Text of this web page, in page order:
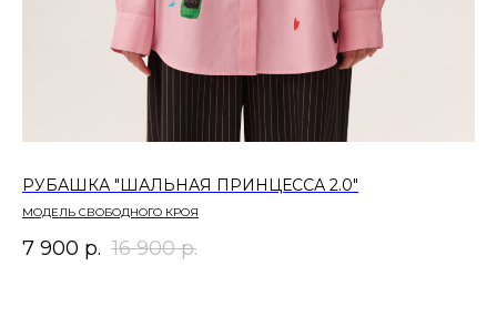
РУБАШКА "ШАЛЬНАЯ ПРИНЦЕССА 2.0"
МОДЕЛЬ СВОБОДНОГО КРОЯ
7 900 р. 16 900 р.